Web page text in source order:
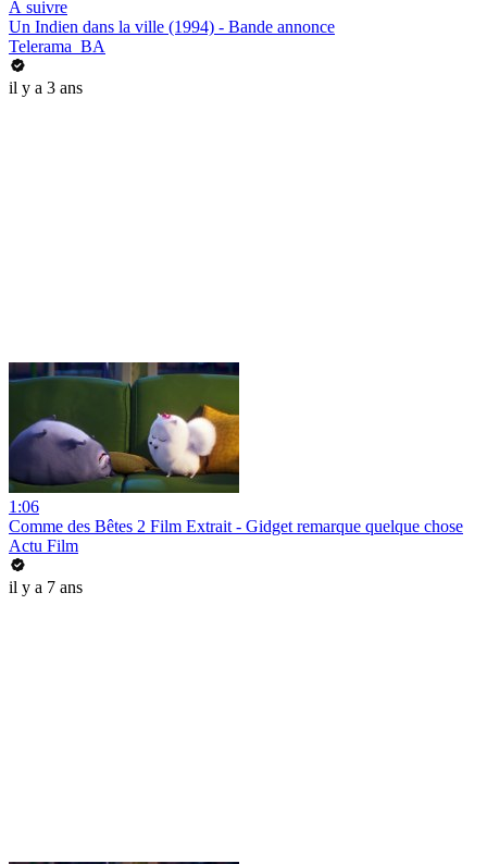
À suivre
Un Indien dans la ville (1994) - Bande annonce
Telerama_BA
il y a 3 ans
1:06
Comme des Bêtes 2 Film Extrait - Gidget remarque quelque chose
Actu Film
il y a 7 ans